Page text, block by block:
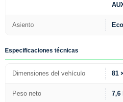
Asiento
Especificaciones técnicas
Dimensiones del vehículo 81
Peso neto 7,6